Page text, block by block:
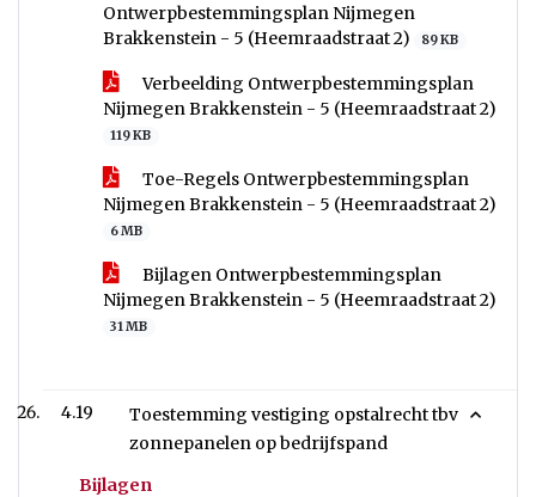
Ontwerpbestemmingsplan Nijmegen
Brakkenstein - 5 (Heemraadstraat 2)
89 KB
Verbeelding Ontwerpbestemmingsplan
Nijmegen Brakkenstein - 5 (Heemraadstraat 2)
119 KB
Toe-Regels Ontwerpbestemmingsplan
Nijmegen Brakkenstein - 5 (Heemraadstraat 2)
6 MB
Bijlagen Ontwerpbestemmingsplan
Nijmegen Brakkenstein - 5 (Heemraadstraat 2)
31 MB
4.19
Toestemming vestiging opstalrecht tbv
zonnepanelen op bedrijfspand
Bijlagen